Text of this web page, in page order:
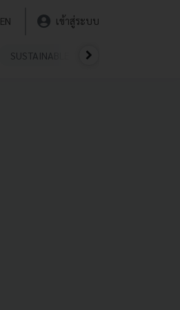
EN เข้าสู่ระบบ
SUSTAINABLE